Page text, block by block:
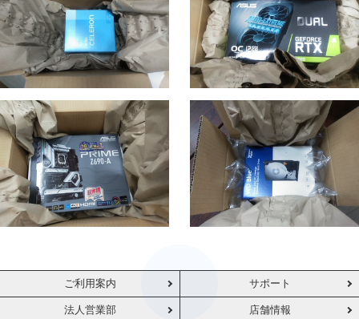
ご利用案内 サポート
法人営業部 店舗情報